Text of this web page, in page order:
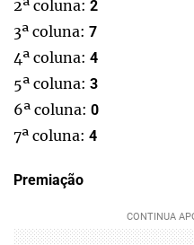
2ª coluna: 2
3ª coluna: 7
4ª coluna: 4
5ª coluna: 3
6ª coluna: 0
7ª coluna: 4
Premiação